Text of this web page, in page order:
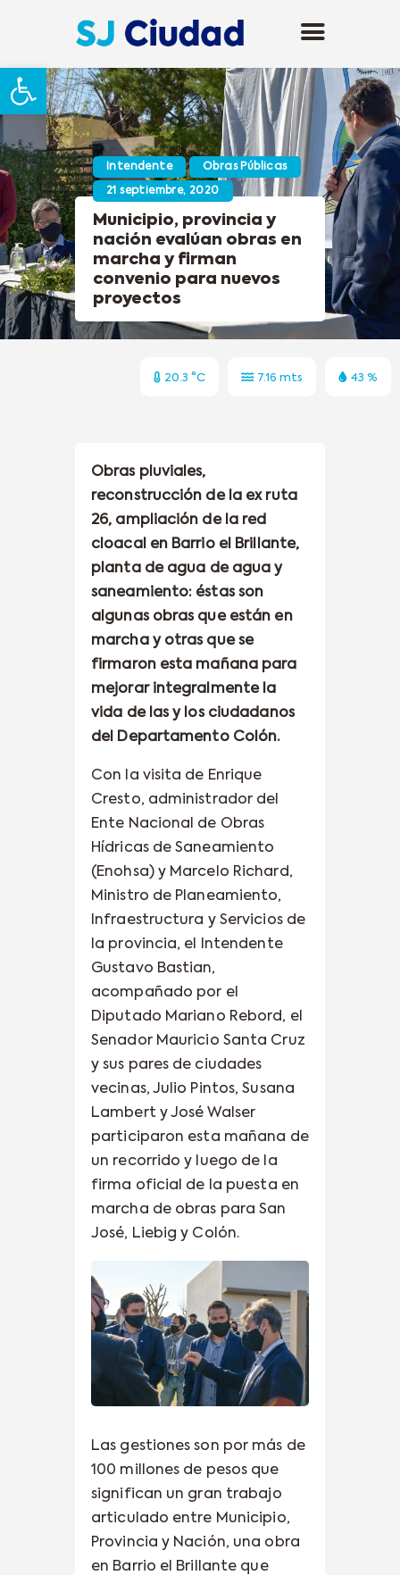
Abrir barra de herramientas
Intendente Obras Públicas
21 septiembre, 2020
Municipio, provincia y
nación evalúan obras en
marcha y firman
convenio para nuevos
proyectos
20.3 °C 7.16 mts 43 %
Obras pluviales,
reconstrucción de la ex ruta
26, ampliación de la red
cloacal en Barrio el Brillante,
planta de agua de agua y
saneamiento: éstas son
algunas obras que están en
marcha y otras que se
firmaron esta mañana para
mejorar integralmente la
vida de las y los ciudadanos
del Departamento Colón.
Con la visita de Enrique
Cresto, administrador del
Ente Nacional de Obras
Hídricas de Saneamiento
(Enohsa) y Marcelo Richard,
Ministro de Planeamiento,
Infraestructura y Servicios de
la provincia, el Intendente
Gustavo Bastian,
acompañado por el
Diputado Mariano Rebord, el
Senador Mauricio Santa Cruz
y sus pares de ciudades
vecinas, Julio Pintos, Susana
Lambert y José Walser
participaron esta mañana de
un recorrido y luego de la
firma oficial de la puesta en
marcha de obras para San
José, Liebig y Colón.
Las gestiones son por más de
100 millones de pesos que
significan un gran trabajo
articulado entre Municipio,
Provincia y Nación, una obra
en Barrio el Brillante que